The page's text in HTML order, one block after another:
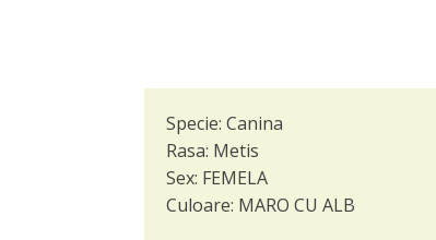
Specie: Canina
Rasa: Metis
Sex: FEMELA
Culoare: MARO CU ALB